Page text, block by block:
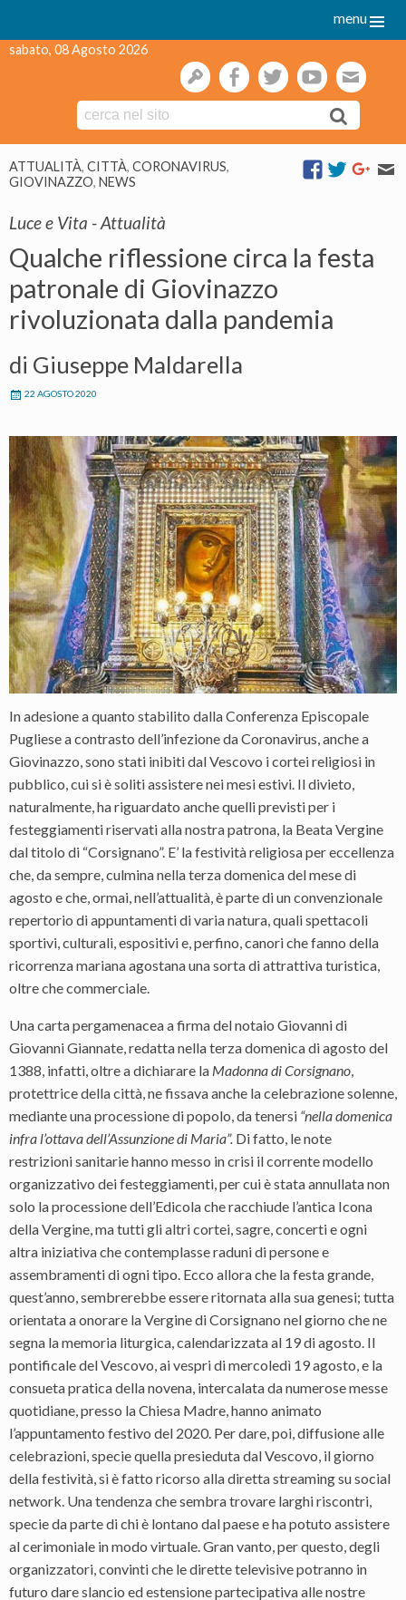
menu
sabato, 08 Agosto 2026
gestionefacebooktwitteryoutube
to
ATTUALITÀ, CITTÀ, CORONAVIRUS,
GIOVINAZZO, NEWS
Luce e Vita - Attualità
Qualche riflessione circa la festa
patronale di Giovinazzo
rivoluzionata dalla pandemia
di Giuseppe Maldarella
22 AGOSTO 2020
In adesione a quanto stabilito dalla Conferenza Episcopale
Pugliese a contrasto dell’infezione da Coronavirus, anche a
Giovinazzo, sono stati inibiti dal Vescovo i cortei religiosi in
pubblico, cui si è soliti assistere nei mesi estivi. Il divieto,
naturalmente, ha riguardato anche quelli previsti per i
festeggiamenti riservati alla nostra patrona, la Beata Vergine
dal titolo di “Corsignano”. E’ la festività religiosa per eccellenza
che, da sempre, culmina nella terza domenica del mese di
agosto e che, ormai, nell’attualità, è parte di un convenzionale
repertorio di appuntamenti di varia natura, quali spettacoli
sportivi, culturali, espositivi e, perfino, canori che fanno della
ricorrenza mariana agostana una sorta di attrattiva turistica,
oltre che commerciale.
Una carta pergamenacea a firma del notaio Giovanni di
Giovanni Giannate, redatta nella terza domenica di agosto del
1388, infatti, oltre a dichiarare la Madonna di Corsignano,
protettrice della città, ne fissava anche la celebrazione solenne,
mediante una processione di popolo, da tenersi “nella domenica
infra l’ottava dell’Assunzione di Maria”. Di fatto, le note
restrizioni sanitarie hanno messo in crisi il corrente modello
organizzativo dei festeggiamenti, per cui è stata annullata non
solo la processione dell’Edicola che racchiude l’antica Icona
della Vergine, ma tutti gli altri cortei, sagre, concerti e ogni
altra iniziativa che contemplasse raduni di persone e
assembramenti di ogni tipo. Ecco allora che la festa grande,
quest’anno, sembrerebbe essere ritornata alla sua genesi; tutta
orientata a onorare la Vergine di Corsignano nel giorno che ne
segna la memoria liturgica, calendarizzata al 19 di agosto. Il
pontificale del Vescovo, ai vespri di mercoledì 19 agosto, e la
consueta pratica della novena, intercalata da numerose messe
quotidiane, presso la Chiesa Madre, hanno animato
l’appuntamento festivo del 2020. Per dare, poi, diffusione alle
celebrazioni, specie quella presieduta dal Vescovo, il giorno
della festività, si è fatto ricorso alla diretta streaming su social
network. Una tendenza che sembra trovare larghi riscontri,
specie da parte di chi è lontano dal paese e ha potuto assistere
al cerimoniale in modo virtuale. Gran vanto, per questo, degli
organizzatori, convinti che le dirette televisive potranno in
futuro dare slancio ed estensione partecipativa alle nostre